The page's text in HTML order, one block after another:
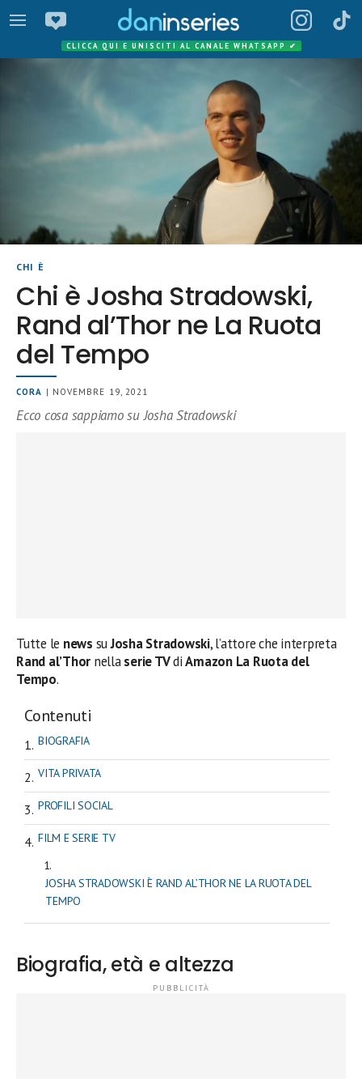
CLICCA QUI E UNISCITI AL CANALE WHATSAPP ✔
CHI È
Chi è Josha Stradowski,
Rand al’Thor ne La Ruota
del Tempo
CORA | NOVEMBRE 19, 2021
Ecco cosa sappiamo su Josha Stradowski
Tutte le news suJosha Stradowski, l’attore che interpreta
Rand al’Thor nellaserie TVdiAmazon La Ruota del
Tempo.
Contenuti
BIOGRAFIA
VITA PRIVATA
PROFILI SOCIAL
FILM E SERIE TV
JOSHA STRADOWSKI È RAND AL’THOR NE LA RUOTA DEL
TEMPO
Biografia, età e altezza